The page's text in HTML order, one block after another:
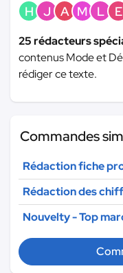
H J A M L E
25 rédacteurs
contenus Mode et
rédiger ce texte.
Commandes
Rédaction fiche
Rédaction des
Nouvelty - Top